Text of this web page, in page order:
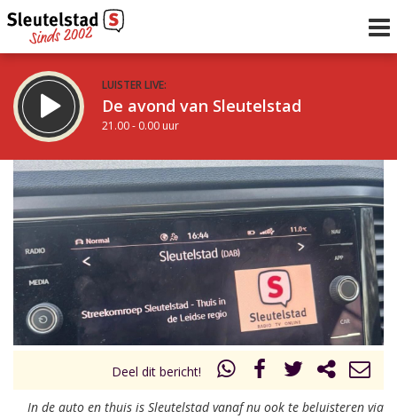
LUISTER LIVE:
De avond van Sleutelstad
21.00 - 0.00 uur
STRAKS:
De nacht van Sleutelstad
0.00 - 6.00 uur
Vorig uur
uur 1 van 0 Volgend uur
Deel dit bericht!
In de auto en thuis is Sleutelstad vanaf nu ook te beluisteren via